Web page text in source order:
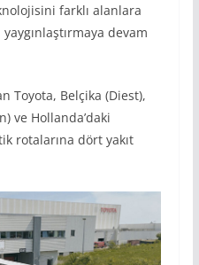
farklı alanlara
devam
Toyota, Belçika (Diest),
ve Hollanda’daki
rotalarına dört yakıt